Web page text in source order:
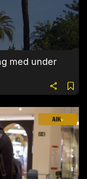
med under